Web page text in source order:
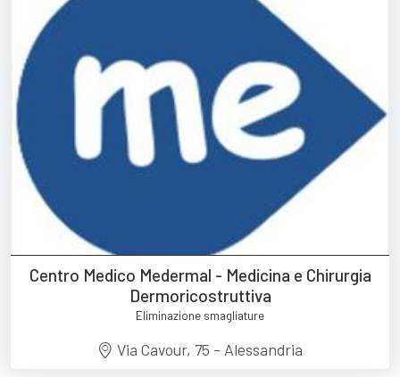
Centro Medico Medermal - Medicina e Chirurgia
Dermoricostruttiva
Eliminazione smagliature
Via Cavour, 75 - Alessandria